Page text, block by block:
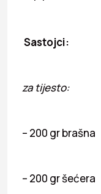
Sastojci:
za tijesto:
– 200 gr brašna
– 200 gr šećera